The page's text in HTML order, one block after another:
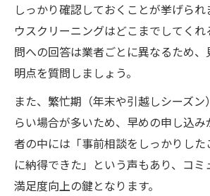
しっかり確認しておくことが挙げられ
ウスクリーニングはどこまでしてく
問への回答は業者ごとに異なるため
明点を質問しましょう。
また、繁忙期（年末や引越しシーズ
らい場合が多いため、早めの申し込み
者の中には「事前相談をしっかりした
に納得できた」という声もあり、コ
満足度向上の鍵となります。